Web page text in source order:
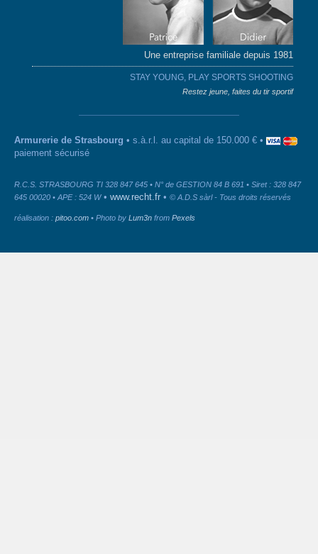
Une entreprise familiale depuis 1981
STAY YOUNG, PLAY SPORTS SHOOTING
Restez jeune, faites du tir sportif
Armurerie de Strasbourg • s.à.r.l. au capital de 150.000 € •
paiement sécurisé
R.C.S. STRASBOURG TI 328 847 645 • N° de GESTION 84 B 691 • Siret : 328 847
645 00020 • APE : 524 W• www.recht.fr • © A.D.S sàrl - Tous droits réservés
réalisation : pitoo.com • Photo by Lum3n from Pexels